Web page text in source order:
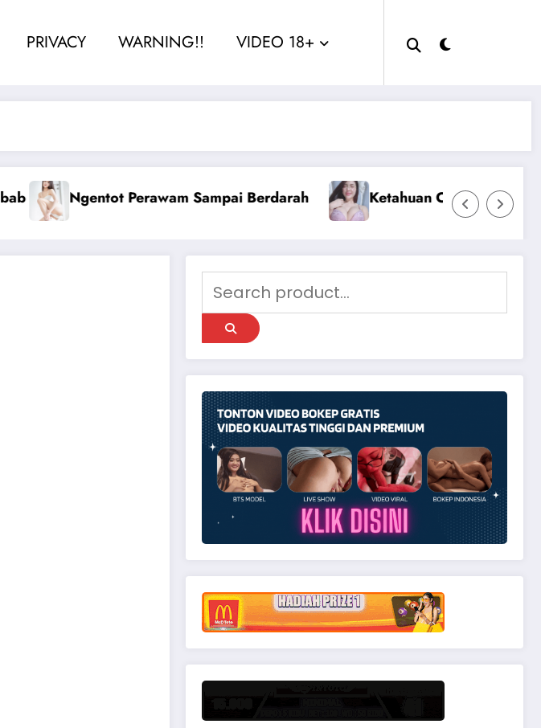
PRIVACY WARNING!! VIDEO 18+
Ketahuan Coli Dengan Kakak Nina Sange Berat Aku Ngentot